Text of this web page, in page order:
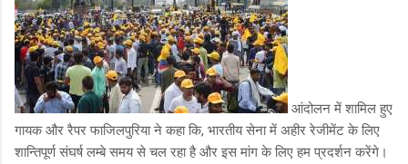
आंदोलन में शामिल हुए
गायक और रैपर फाजिलपुरिया ने कहा कि, भारतीय सेना में अहीर रेजीमेंट के लिए
शान्तिपूर्ण संघर्ष लम्बे समय से चल रहा है और इस मांग के लिए हम प्रदर्शन करेंगे।